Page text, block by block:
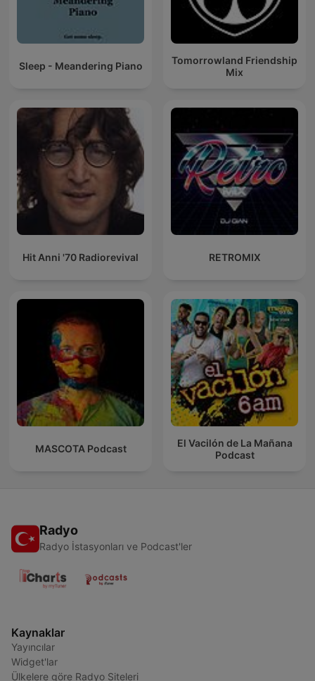
Sleep - Meandering Piano
Tomorrowland Friendship
Mix
Hit Anni '70 Radiorevival RETROMIX
MASCOTA Podcast
El Vacilón de La Mañana
Podcast
Radyo
Radyo İstasyonları ve Podcast'ler
Kaynaklar
Yayıncılar
Widget'lar
Ülkelere göre Radyo Siteleri